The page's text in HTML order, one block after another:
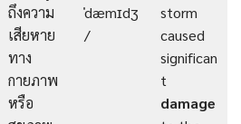
ถึงความ
เสียหาย
ทาง
กายภาพ
หรือ
ˈdæmɪdʒ
/
storm
caused
significan
t
damage